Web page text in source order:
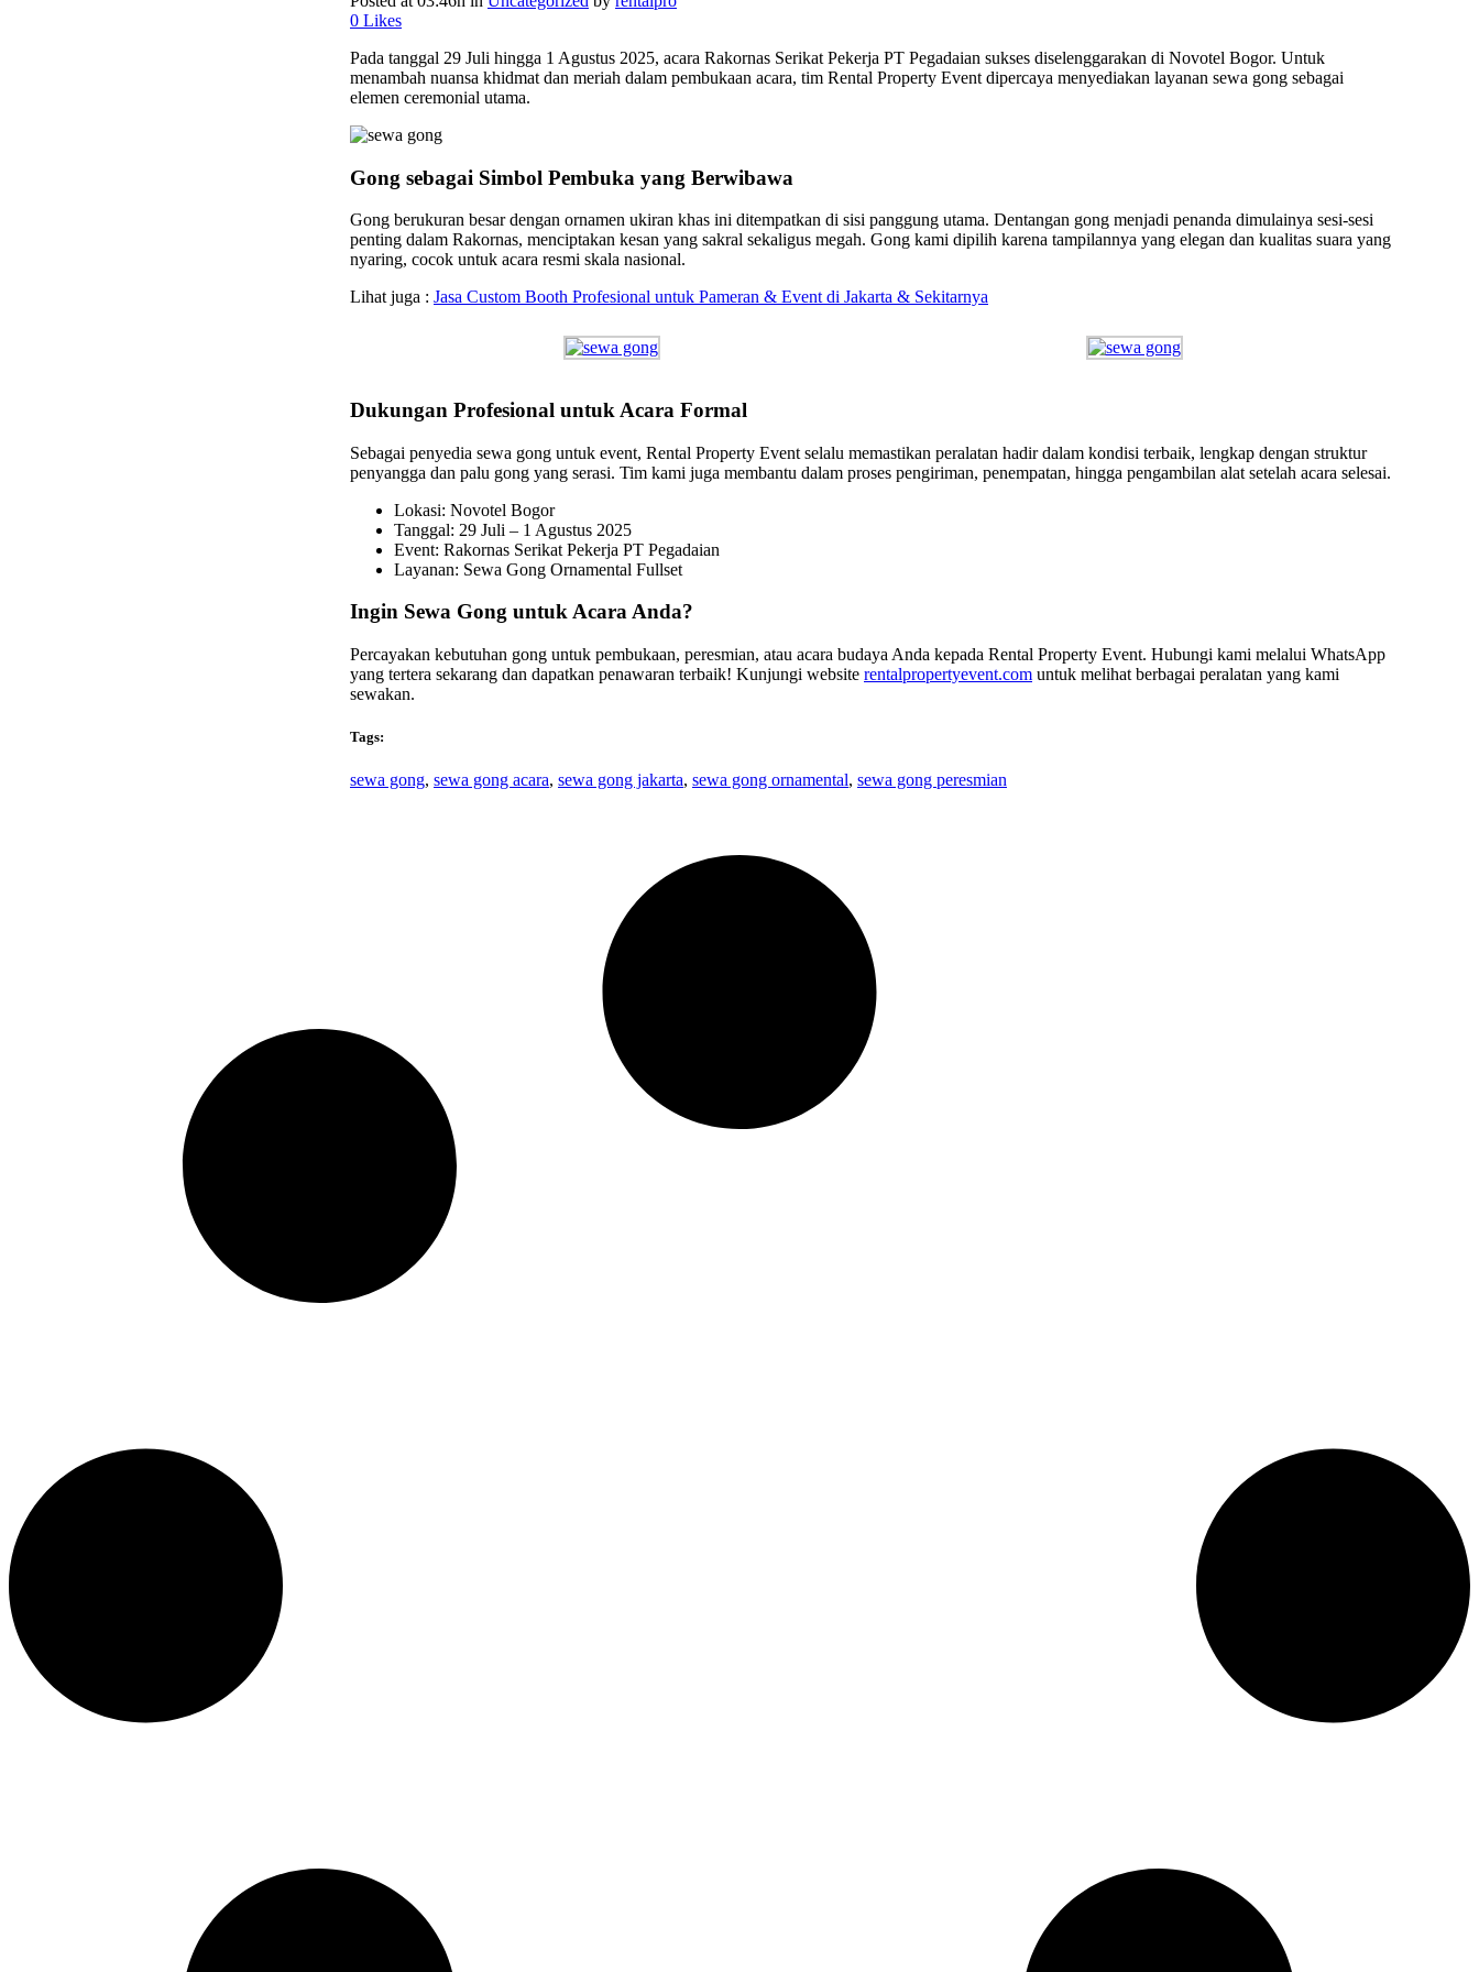
0 Likes
Pada tanggal 29 Juli hingga 1 Agustus 2025, acara Rakornas Serikat Pekerja PT Pegadaian sukses diselenggarakan di Novotel Bogor. Untuk
menambah nuansa khidmat dan meriah dalam pembukaan acara, tim Rental Property Event dipercaya menyediakan layanan sewa gong sebagai
elemen ceremonial utama.
Gong sebagai Simbol Pembuka yang Berwibawa
Gong berukuran besar dengan ornamen ukiran khas ini ditempatkan di sisi panggung utama. Dentangan gong menjadi penanda dimulainya sesi-sesi
penting dalam Rakornas, menciptakan kesan yang sakral sekaligus megah. Gong kami dipilih karena tampilannya yang elegan dan kualitas suara yang
nyaring, cocok untuk acara resmi skala nasional.
Lihat juga : Jasa Custom Booth Profesional untuk Pameran & Event di Jakarta & Sekitarnya
Dukungan Profesional untuk Acara Formal
Sebagai penyedia sewa gong untuk event, Rental Property Event selalu memastikan peralatan hadir dalam kondisi terbaik, lengkap dengan struktur
penyangga dan palu gong yang serasi. Tim kami juga membantu dalam proses pengiriman, penempatan, hingga pengambilan alat setelah acara selesai.
Lokasi: Novotel Bogor
Tanggal: 29 Juli – 1 Agustus 2025
Event: Rakornas Serikat Pekerja PT Pegadaian
Layanan: Sewa Gong Ornamental Fullset
Ingin Sewa Gong untuk Acara Anda?
Percayakan kebutuhan gong untuk pembukaan, peresmian, atau acara budaya Anda kepada Rental Property Event. Hubungi kami melalui WhatsApp
yang tertera sekarang dan dapatkan penawaran terbaik! Kunjungi website rentalpropertyevent.com untuk melihat berbagai peralatan yang kami
sewakan.
Tags:
sewa gong, sewa gong acara, sewa gong jakarta, sewa gong ornamental, sewa gong peresmian